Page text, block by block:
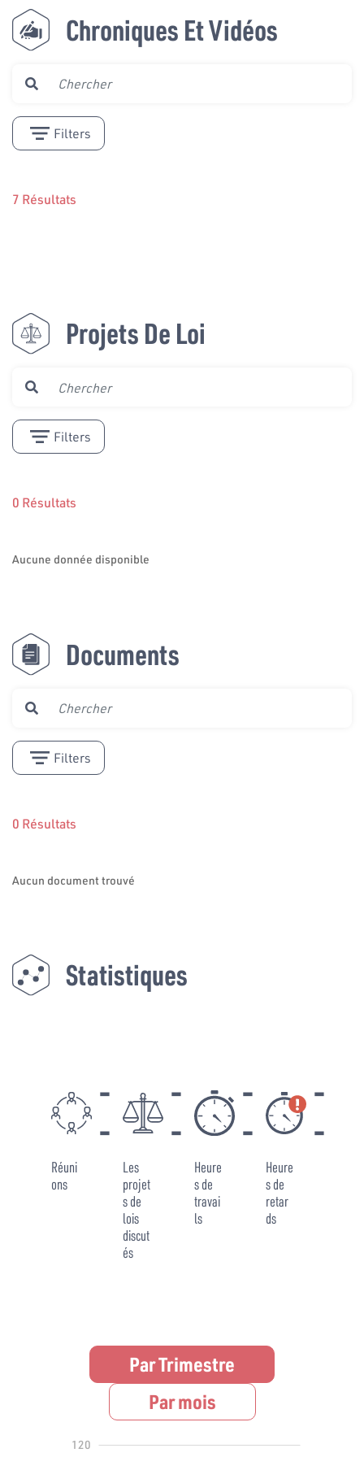
Chroniques Et Vidéos
Filters
7 Résultats
Projets De Loi
Filters
0 Résultats
Aucune donnée disponible
Documents
Filters
0 Résultats
Aucun document trouvé
Statistiques
-
-
Réuni
ons
-
-
Les
projet
s de
lois
discut
és
-
-
Heure
s de
travai
ls
-
-
Heure
s de
retar
ds
Par Trimestre
Par mois
120